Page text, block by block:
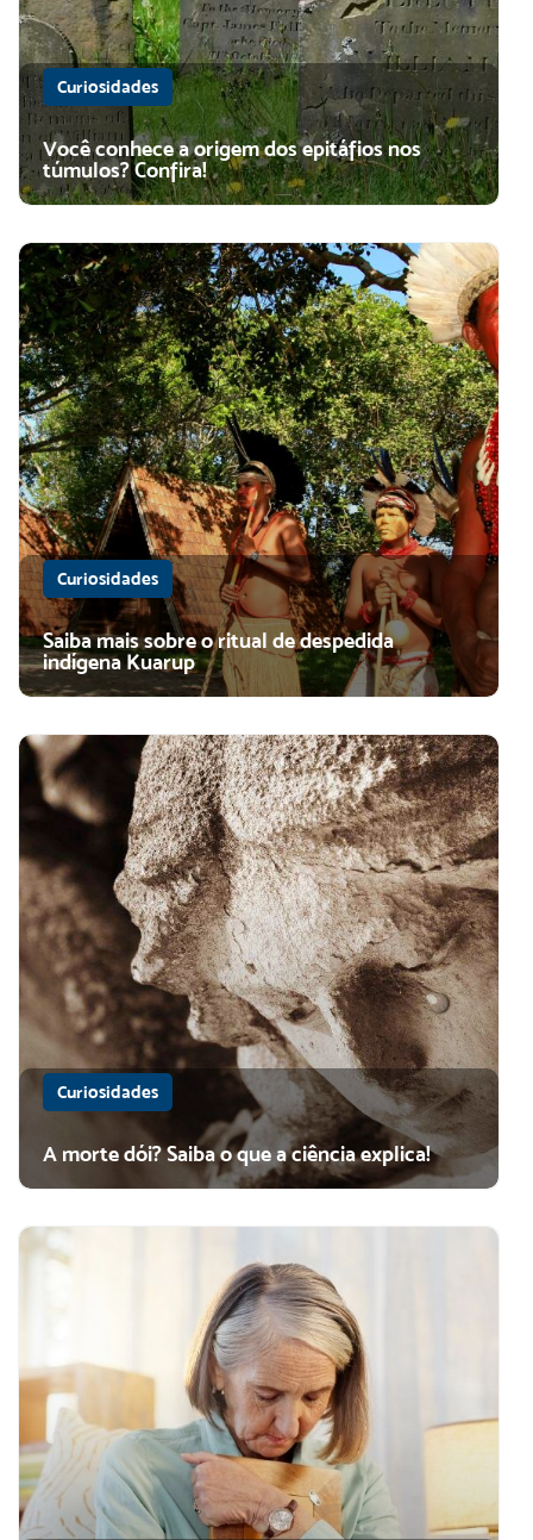
Curiosidades
Você conhece a origem dos epitáfios nos
túmulos? Confira!
Curiosidades
Saiba mais sobre o ritual de despedida
indígena Kuarup
Curiosidades
A morte dói? Saiba o que a ciência explica!